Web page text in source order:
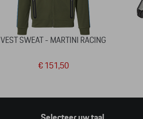
VEST SWEAT - MARTINI RACING
€ 151,50